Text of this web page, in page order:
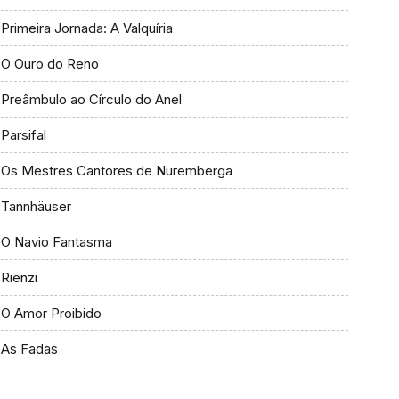
Primeira Jornada: A Valquíria
O Ouro do Reno
Preâmbulo ao Círculo do Anel
Parsifal
Os Mestres Cantores de Nuremberga
Tannhäuser
O Navio Fantasma
Rienzi
O Amor Proibido
As Fadas